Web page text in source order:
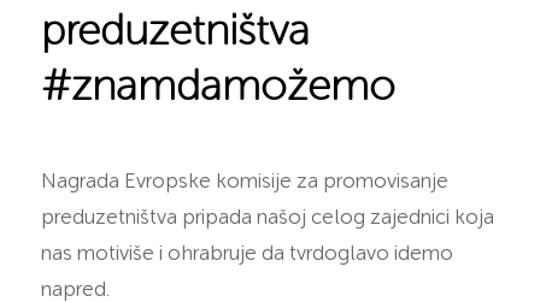
preduzetništva
#znamdamožemo
Nagrada Evropske komisije za promovisanje
preduzetništva pripada našoj celog zajednici koja
nas motiviše i ohrabruje da tvrdoglavo idemo
napred.